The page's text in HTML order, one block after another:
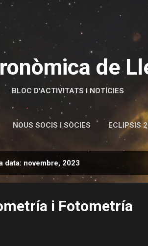
Salta al contingut principal
de
BLOC D'ACTIVITATS I NOTÍCIES
NOUS SOCIS I SÒCIES ECLIPSIS
data: novembre, 2023
i Fotometría